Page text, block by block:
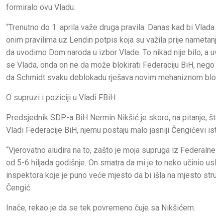
formiralo ovu Vladu.
“Trenutno do 1. aprila važe druga pravila. Danas kad bi
onim pravilima uz Lendin potpis koja su važila prije
da uvodimo Dom naroda u izbor Vlade. To nikad nije bilo, a
se Vlada, onda on ne da može blokirati Federaciju BiH,
da Schmidt svaku deblokadu rješava novim mehaniznom
O supruzi i poziciji u Vladi FBiH
Predsjednik SDP-a BiH Nermin Nikšić je skoro, na pitanje,
Vladi Federacije BiH, njemu postaju malo jasniji Čengićevi
“Vjerovatno aludira na to, zašto je moja supruga iz
od 5-6 hiljada godišnje. On smatra da mi je to neko učinio
inspektora koje je puno veće mjesto da bi išla na mjesto
Čengić.
Inače, rekao je da se tek povremeno čuje sa Nikšićem.